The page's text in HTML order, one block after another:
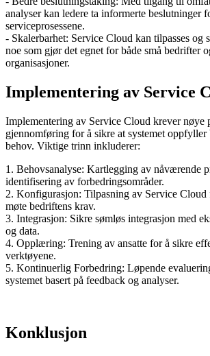
analyser kan ledere ta informerte beslutninger
serviceprosessene.
- Skalerbarhet: Service Cloud kan tilpasses og
noe som gjør det egnet for både små bedrifter
organisasjoner.
Implementering av Service
Implementering av Service Cloud krever nøye
gjennomføring for å sikre at systemet
behov. Viktige trinn inkluderer:
1. Behovsanalyse: Kartlegging av nåværende
identifisering av forbedringsområder.
2. Konfigurasjon: Tilpasning av Service Cloud
møte bedriftens krav.
3. Integrasjon: Sikre sømløs integrasjon med
og data.
4. Opplæring: Trening av ansatte for å sikre
verktøyene.
5. Kontinuerlig Forbedring: Løpende
systemet basert på feedback og analyser.
Konklusjon